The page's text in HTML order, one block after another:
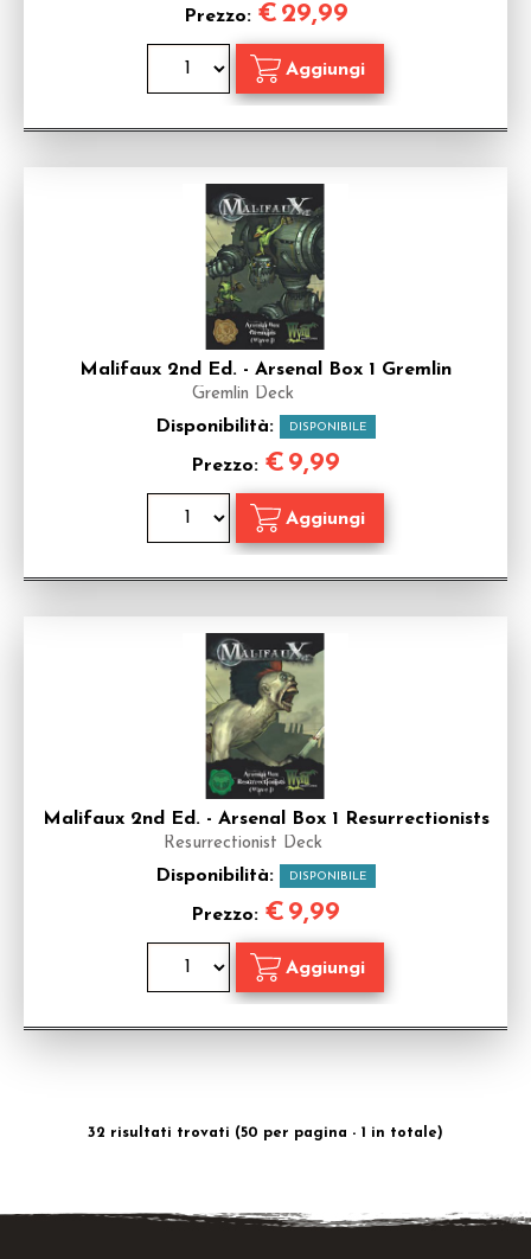
Prezzo: € 29,99
Malifaux 2nd Ed. - Arsenal Box 1 Gremlin
Gremlin Deck
Disponibilità: DISPONIBILE
Prezzo: € 9,99
Malifaux 2nd Ed. - Arsenal Box 1 Resurrectionists
Resurrectionist Deck
Disponibilità: DISPONIBILE
Prezzo: € 9,99
32 risultati trovati (50 per pagina - 1 in totale)